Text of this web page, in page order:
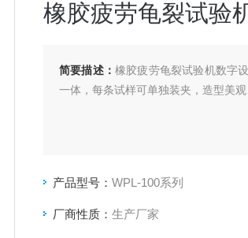
橡胶疲劳龟裂试验
简要描述： 橡胶疲劳龟裂试验机数字
一体，每条试样可单独装夹，造型美
产品型号： WPL-100系列
厂商性质： 生产厂家